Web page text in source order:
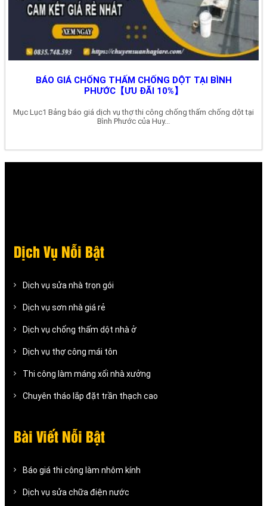
BÁO GIÁ CHỐNG THẤM CHỐNG DỘT TẠI BÌNH
PHƯỚC【ƯU ĐÃI 10%】
Mục Lục1 Bảng báo giá dịch vụ thợ thi công chống thấm chống dột tại
Bình Phước của Huy...
Dịch Vụ Nỗi Bật
Dịch vụ sửa nhà trọn gói
Dịch vụ sơn nhà giá rẻ
Dịch vụ chống thấm dột nhà ở
Dịch vụ thợ công mái tôn
Thi công làm máng xối nhà xưởng
Chuyên tháo lắp đặt trần thạch cao
Bài Viết Nỗi Bật
Báo giá thi công làm nhôm kính
Dịch vụ sửa chữa điện nước